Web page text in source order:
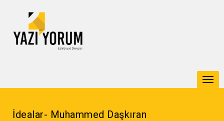
İdealar- Muhammed Daşkıran